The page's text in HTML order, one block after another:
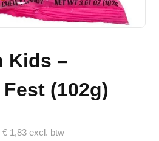
Kids –
(102g)
€ 1,83 excl. btw